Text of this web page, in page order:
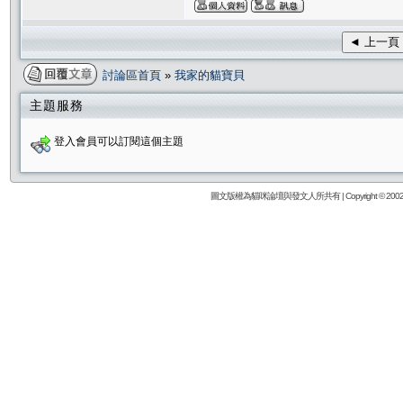
◄ 上一頁
討論區首頁 » 我家的貓寶貝
主題服務
登入會員可以訂閱這個主題
圖文版權為貓咪論壇與發文人所共有 | Copyright ©